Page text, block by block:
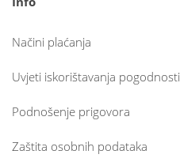
Načini plaćanja
Uvjeti iskorištavanja pogodnosti
Podnošenje prigovora
Zaštita osobnih podataka